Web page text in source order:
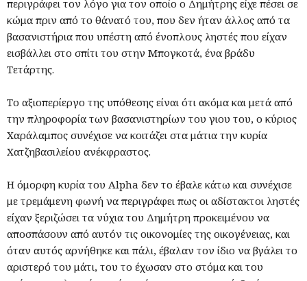
περιγράφει τον λόγο για τον οποίο ο Δημήτρης είχε πέσει σε
κώμα πριν από το θάνατό του, που δεν ήταν άλλος από τα
βασανιστήρια που υπέστη από ένοπλους ληστές που είχαν
εισβάλλει στο σπίτι του στην Μπογκοτά, ένα βράδυ
Τετάρτης.
Το αξιοπερίεργο της υπόθεσης είναι ότι ακόμα και μετά από
την πληροφορία των βασανιστηρίων του γιου του, ο κύριος
Χαράλαμπος συνέχισε να κοιτάζει στα μάτια την κυρία
Χατζηβασιλείου ανέκφραστος.
Η όμορφη κυρία του Alpha δεν το έβαλε κάτω και συνέχισε
με τρεμάμενη φωνή να περιγράφει πως οι αδίστακτοι ληστές
είχαν ξεριζώσει τα νύχια του Δημήτρη προκειμένου να
αποσπάσουν από αυτόν τις οικονομίες της οικογένειας, και
όταν αυτός αρνήθηκε και πάλι, έβαλαν τον ίδιο να βγάλει το
αριστερό του μάτι, του το έχωσαν στο στόμα και του